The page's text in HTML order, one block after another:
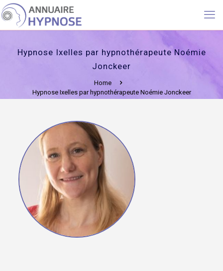
Hypnose Ixelles par hypnothérapeute Noémie
Jonckeer
Home
Hypnose Ixelles par hypnothérapeute Noémie Jonckeer